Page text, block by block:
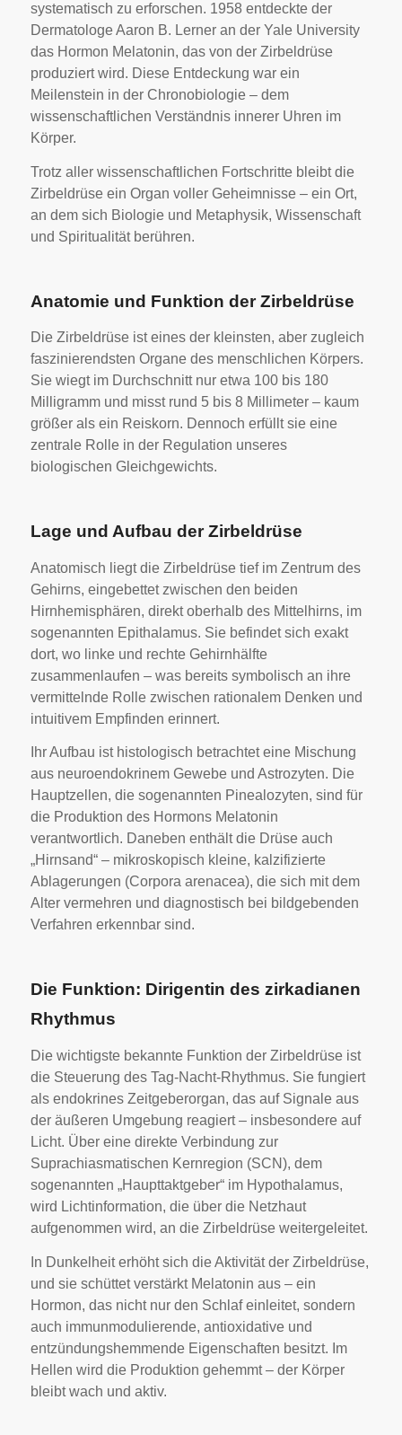
systematisch zu erforschen. 1958 entdeckte der
Dermatologe Aaron B. Lerner an der Yale University
das Hormon Melatonin, das von der Zirbeldrüse
produziert wird. Diese Entdeckung war ein
Meilenstein in der Chronobiologie – dem
wissenschaftlichen Verständnis innerer Uhren im
Körper.
Trotz aller wissenschaftlichen Fortschritte bleibt die
Zirbeldrüse ein Organ voller Geheimnisse – ein Ort,
an dem sich Biologie und Metaphysik, Wissenschaft
und Spiritualität berühren.
Anatomie und Funktion der Zirbeldrüse
Die Zirbeldrüse ist eines der kleinsten, aber zugleich
faszinierendsten Organe des menschlichen Körpers.
Sie wiegt im Durchschnitt nur etwa 100 bis 180
Milligramm und misst rund 5 bis 8 Millimeter – kaum
größer als ein Reiskorn. Dennoch erfüllt sie eine
zentrale Rolle in der Regulation unseres
biologischen Gleichgewichts.
Lage und Aufbau der Zirbeldrüse
Anatomisch liegt die Zirbeldrüse tief im Zentrum des
Gehirns, eingebettet zwischen den beiden
Hirnhemisphären, direkt oberhalb des Mittelhirns, im
sogenannten Epithalamus. Sie befindet sich exakt
dort, wo linke und rechte Gehirnhälfte
zusammenlaufen – was bereits symbolisch an ihre
vermittelnde Rolle zwischen rationalem Denken und
intuitivem Empfinden erinnert.
Ihr Aufbau ist histologisch betrachtet eine Mischung
aus neuroendokrinem Gewebe und Astrozyten. Die
Hauptzellen, die sogenannten Pinealozyten, sind für
die Produktion des Hormons Melatonin
verantwortlich. Daneben enthält die Drüse auch
„Hirnsand“ – mikroskopisch kleine, kalzifizierte
Ablagerungen (Corpora arenacea), die sich mit dem
Alter vermehren und diagnostisch bei bildgebenden
Verfahren erkennbar sind.
Die Funktion: Dirigentin des zirkadianen
Rhythmus
Die wichtigste bekannte Funktion der Zirbeldrüse ist
die Steuerung des Tag-Nacht-Rhythmus. Sie fungiert
als endokrines Zeitgeberorgan, das auf Signale aus
der äußeren Umgebung reagiert – insbesondere auf
Licht. Über eine direkte Verbindung zur
Suprachiasmatischen Kernregion (SCN), dem
sogenannten „Haupttaktgeber“ im Hypothalamus,
wird Lichtinformation, die über die Netzhaut
aufgenommen wird, an die Zirbeldrüse weitergeleitet.
In Dunkelheit erhöht sich die Aktivität der Zirbeldrüse,
und sie schüttet verstärkt Melatonin aus – ein
Hormon, das nicht nur den Schlaf einleitet, sondern
auch immunmodulierende, antioxidative und
entzündungshemmende Eigenschaften besitzt. Im
Hellen wird die Produktion gehemmt – der Körper
bleibt wach und aktiv.